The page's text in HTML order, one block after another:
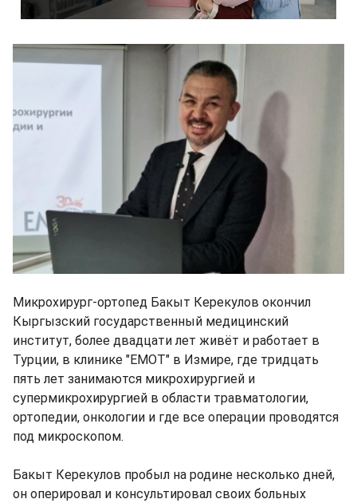
Микрохирург-ортопед Бакыт Керекулов окончил
Кыргызский государственный медицинский
институт, более двадцати лет живёт и работает в
Турции, в клинике "EMOT" в Измире, где тридцать
пять лет занимаются микрохирургией и
супермикрохирургией в области травматологии,
ортопедии, онкологии и где все операции проводятся
под микроскопом.
Бакыт Керекулов пробыл на родине несколько дней,
он оперировал и консультировал своих больных